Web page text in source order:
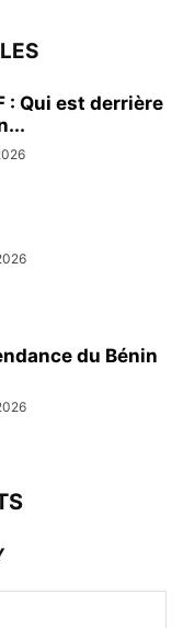
: Qui est derrière
du Bénin